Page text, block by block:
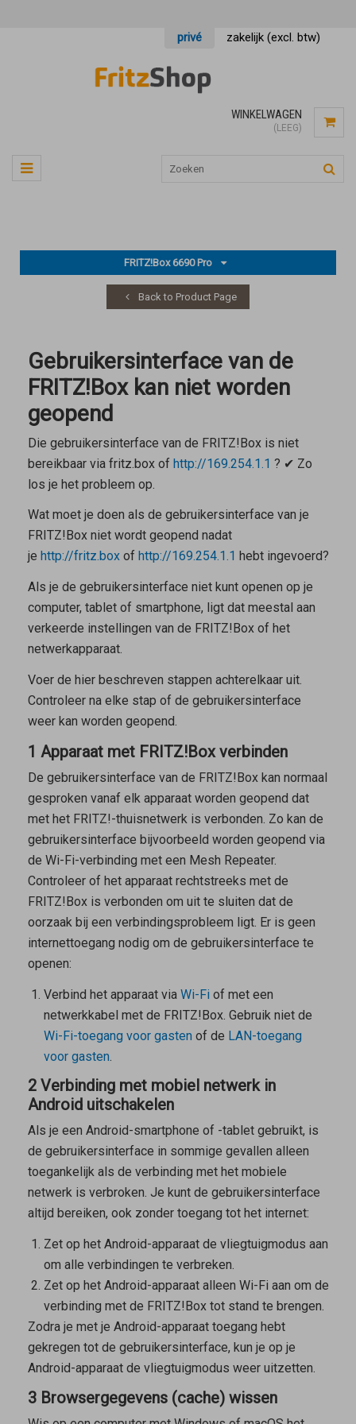
privé zakelijk (excl. btw)
WINKELWAGEN
(LEEG)
FRITZ!Box 6690 Pro
Back to Product Page
Gebruikersinterface van de
FRITZ!Box kan niet worden
geopend
Die gebruikersinterface van de FRITZ!Box is niet
bereikbaar via fritz.boxof http://169.254.1.1 ? ✔ Zo
los je het probleem op.
Wat moet je doen als de gebruikersinterface van je
FRITZ!Box niet wordt geopend nadat
je http://fritz.boxof http://169.254.1.1 hebt ingevoerd?
Als je de gebruikersinterface niet kunt openen op je
computer, tablet of smartphone, ligt dat meestal aan
verkeerde instellingen van de FRITZ!Box of het
netwerkapparaat.
Voer de hier beschreven stappen achterelkaar uit.
Controleer na elke stap of de gebruikersinterface
weer kan worden geopend.
1 Apparaat met FRITZ!Box verbinden
De gebruikersinterface van de FRITZ!Box kan normaal
gesproken vanaf elk apparaat worden geopend dat
met het FRITZ!-thuisnetwerk is verbonden. Zo kan de
gebruikersinterface bijvoorbeeld worden geopend via
de Wi-Fi-verbinding met een Mesh Repeater.
Controleer of het apparaat rechtstreeks met de
FRITZ!Box is verbonden om uit te sluiten dat de
oorzaak bij een verbindingsprobleem ligt. Er is geen
internettoegang nodig om de gebruikersinterface te
openen:
Verbind het apparaat via Wi-Fiof met een
netwerkkabel met de FRITZ!Box. Gebruik nietde
Wi-Fi-toegang voor gasten of de LAN-toegang
voor gasten
2 Verbinding met mobiel netwerk in
Android uitschakelen
Als je een Android-smartphone of -tablet gebruikt, is
de gebruikersinterface in sommige gevallen alleen
toegankelijk als de verbinding met het mobiele
netwerk is verbroken. Je kunt de gebruikersinterface
altijd bereiken, ook zonder toegang tot het internet:
Zet op het Android-apparaat de vliegtuigmodus aan
om alle verbindingen te verbreken.
Zet op het Android-apparaat alleen Wi-Fi aan om de
verbinding met de FRITZ!Box tot stand te brengen.
Zodra je met je Android-apparaat toegang hebt
gekregen tot de gebruikersinterface, kun je op je
Android-apparaat de vliegtuigmodus weer uitzetten.
3 Browsergegevens (cache) wissen